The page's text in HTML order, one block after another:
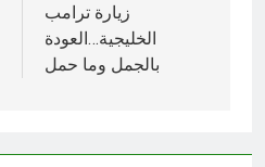
المقالاتزيارة ترامب
الخليجية…العودة
بالجمل وما حمل